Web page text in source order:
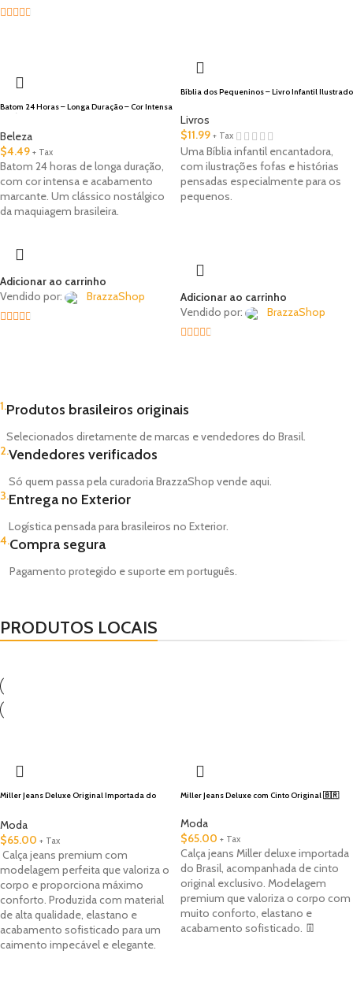
Batom 24 Horas – Longa Duração – Cor Intensa
e Clássico da Maquiagem Brasileira
Beleza
$4.49 + Tax
Batom 24 horas de longa duração,
com cor intensa e acabamento
marcante. Um clássico nostálgico
da maquiagem brasileira.
Adicionar ao carrinho
Vendido por:
BrazzaShop
Bíblia dos Pequeninos – Livro Infantil Ilustrado
Livros
$11.99 + Tax
Uma Bíblia infantil encantadora,
com ilustrações fofas e histórias
pensadas especialmente para os
pequenos.
Adicionar ao carrinho
Vendido por:
BrazzaShop
1.Produtos brasileiros originais
Selecionados diretamente de marcas e vendedores do Brasil.
2.Vendedores verificados
Só quem passa pela curadoria BrazzaShop vende aqui.
3.Entrega no Exterior
Logística pensada para brasileiros no Exterior.
4.Compra segura
Pagamento protegido e suporte em português.
PRODUTOS LOCAIS
Miller Jeans Deluxe Original Importada do
Moda
$65.00 + Tax
Calça jeans premium com
modelagem perfeita que valoriza o
corpo e proporciona máximo
conforto. Produzida com material
de alta qualidade, elastano e
acabamento sofisticado para um
caimento impecável e elegante.
Miller Jeans Deluxe com Cinto Original 🇧🇷
Moda
$65.00 + Tax
Calça jeans Miller deluxe importada
do Brasil, acompanhada de cinto
original exclusivo. Modelagem
premium que valoriza o corpo com
muito conforto, elastano e
acabamento sofisticado. 👖